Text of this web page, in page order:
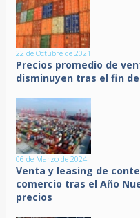
22 de Octubre de 2021
Precios promedio de
disminuyen tras el fin
06 de Marzo de 2024
Venta y leasing de
comercio tras el Año
precios